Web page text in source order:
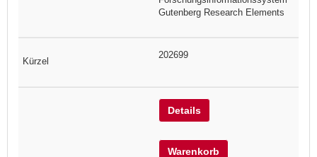
Gutenberg Research Elements
202699
Details
Warenkorb